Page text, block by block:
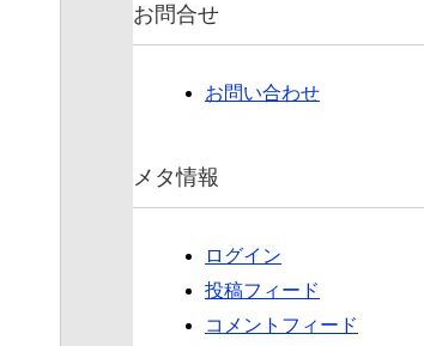
イ
ブ
お問合せ
お問い合わせ
メタ情報
ログイン
投稿フィード
コメントフィード